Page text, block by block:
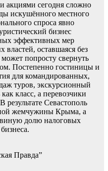
сегодня сложно
искушённого местного
спроса явно
бизнес
эффективных мер
властей, оставшаяся без
попросту свернуть
Постепенно гостиницы и
для командированных,
туров, экскурсионный
класс, а перевозчики
Севастополь
жемчужины Крыма, а
долю налоговых
Правда”